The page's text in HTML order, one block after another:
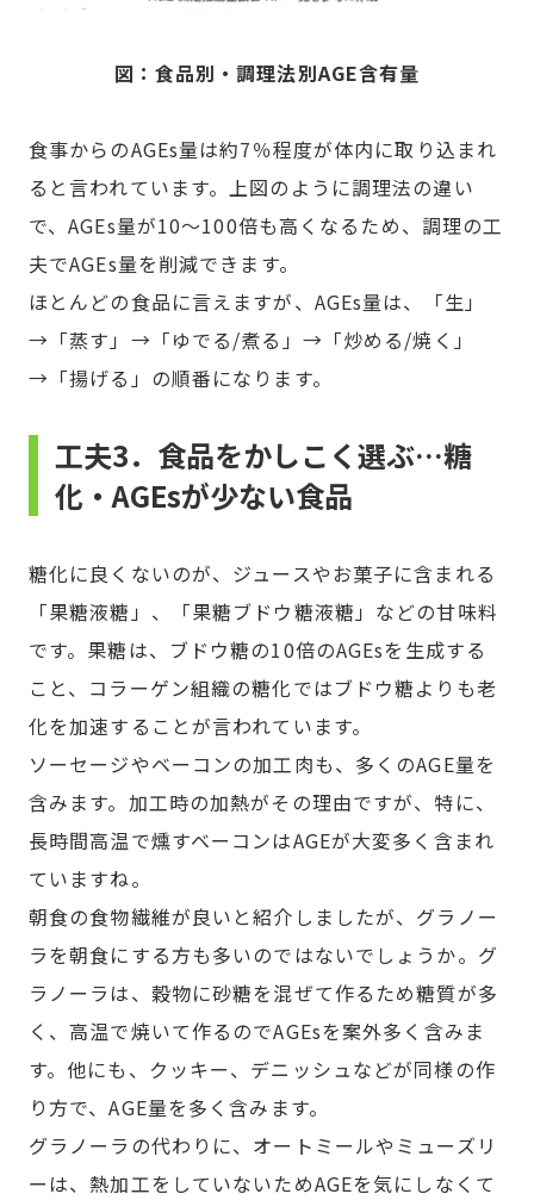
図：食品別・調理法別AGE含有量
食事からのAGEs量は約7％程度が体内に取り込まれ
ると言われています。上図のように調理法の違い
で、AGEs量が10〜100倍も高くなるため、調理の工
夫でAGEs量を削減できます。
ほとんどの食品に言えますが、AGEs量は、「生」
→「蒸す」→「ゆでる/煮る」→「炒める/焼く」
→「揚げる」の順番になります。
工夫3．食品をかしこく選ぶ…糖
化・AGEsが少ない食品
糖化に良くないのが、ジュースやお菓子に含まれる
「果糖液糖」、「果糖ブドウ糖液糖」などの甘味料
です。果糖は、ブドウ糖の10倍のAGEsを生成する
こと、コラーゲン組織の糖化ではブドウ糖よりも老
化を加速することが言われています。
ソーセージやベーコンの加工肉も、多くのAGE量を
含みます。加工時の加熱がその理由ですが、特に、
長時間高温で燻すベーコンはAGEが大変多く含まれ
ていますね。
朝食の食物繊維が良いと紹介しましたが、グラノー
ラを朝食にする方も多いのではないでしょうか。グ
ラノーラは、穀物に砂糖を混ぜて作るため糖質が多
く、高温で焼いて作るのでAGEsを案外多く含みま
す。他にも、クッキー、デニッシュなどが同様の作
り方で、AGE量を多く含みます。
グラノーラの代わりに、オートミールやミューズリ
ーは、熱加工をしていないためAGEを気にしなくて